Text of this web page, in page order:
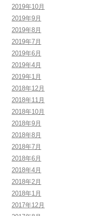
2019年10月
2019年9月
2019年8月
2019年7月
2019年6月
2019年4月
2019年1月
2018年12月
2018年11月
2018年10月
2018年9月
2018年8月
2018年7月
2018年6月
2018年4月
2018年2月
2018年1月
2017年12月